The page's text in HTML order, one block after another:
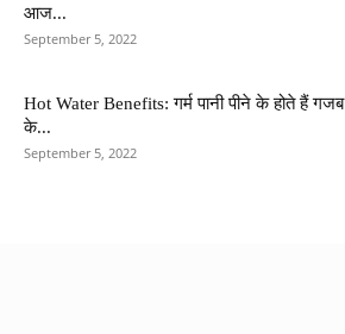
आज...
September 5, 2022
Hot Water Benefits: गर्म पानी पीने के होते हैं गजब
के...
September 5, 2022